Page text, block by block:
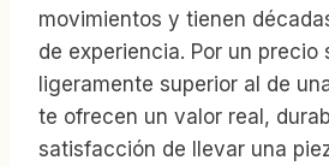
movimientos y tienen
de experiencia. Por un precio
ligeramente superior al de
te ofrecen un valor real,
satisfacción de llevar una